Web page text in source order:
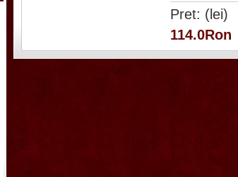
Pret: (lei)
114.0Ron